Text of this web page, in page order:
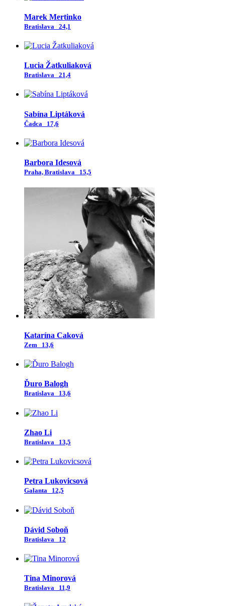
Marek Mertinko
Bratislava 24,1
Lucia Žatkuliaková
Bratislava 21,4
Sabína Liptáková
Čadca 17,6
Barbora Idesová
Praha, Bratislava 15,5
Katarína Caková
Zem 13,6
Ďuro Balogh
Bratislava 13,6
Zhao Li
Bratislava 13,5
Petra Lukovicsová
Galanta 12,5
Dávid Soboň
Bratislava 12
Tina Minorová
Bratislava 11,9